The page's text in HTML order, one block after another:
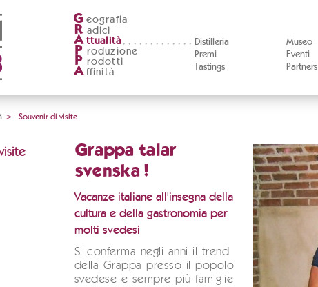
G eografia
R adici
A ttualità
Distilleria
Premi
Tastings
Museo
Eventi
Partners
P roduzione
P rodotti
A ffinità
> Souvenir di visite
Grappa talar
svenska !
Vacanze italiane all'insegna della
cultura e della gastronomia per
molti svedesi
Si conferma negli anni il trend
della Grappa presso il popolo
svedese e sempre più famiglie